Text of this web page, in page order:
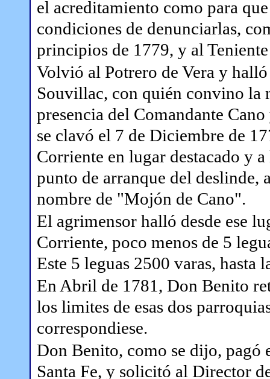
el acreditamiento como para
condiciones de denunciarlas,
principios de 1779, y al
Volvió al Potrero de Vera y
Souvillac, con quién convino la
presencia del Comandante
se clavó el 7 de Diciembre de
Corriente en lugar destacado y
punto de arranque del deslinde,
nombre de "Mojón de Cano".
El agrimensor halló desde ese
Corriente, poco menos de 5
Este 5 leguas 2500 varas,
En Abril de 1781, Don Benito
los limites de esas dos
correspondiese.
Don Benito, como se dijo, pagó
Santa Fe, y solicitó al Director